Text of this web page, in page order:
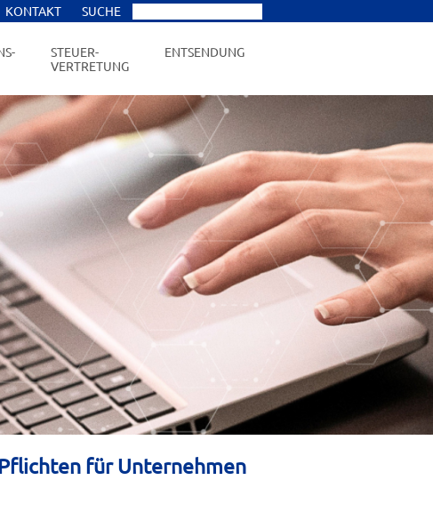
KONTAKT SUCHE
STEUER-
VERTRETUNG
ENTSENDUNG
für Unternehmen